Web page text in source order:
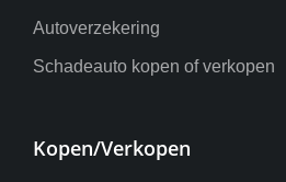
Autoverzekering
Schadeauto kopen of verkopen
Kopen/Verkopen